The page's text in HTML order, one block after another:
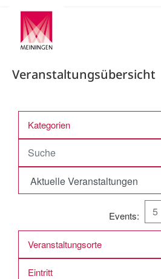
Veranstaltungsübersicht
Kategorien
Events: 5
Veranstaltungsorte
Eintritt